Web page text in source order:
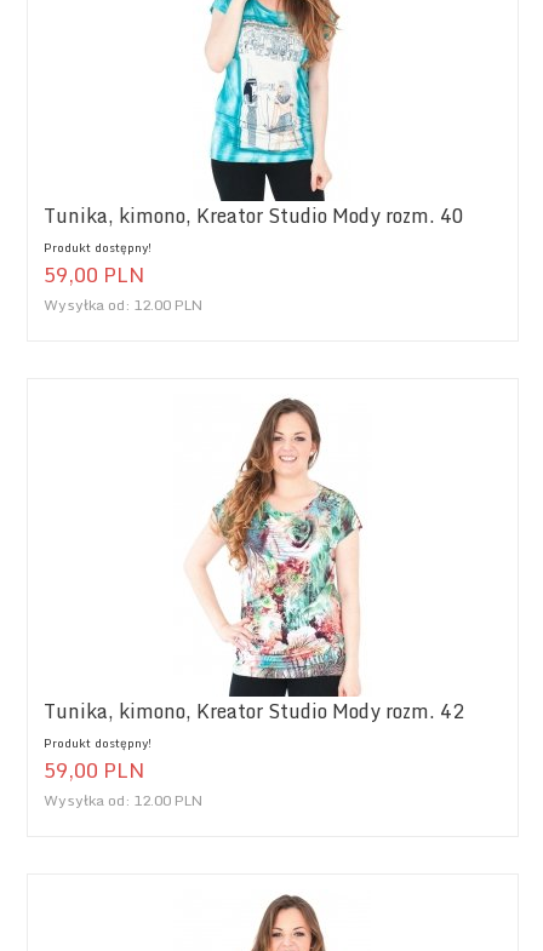
Tunika, kimono, Kreator Studio Mody rozm. 40
Produkt dostępny!
59,00 PLN
Wysyłka od: 12.00 PLN
Tunika, kimono, Kreator Studio Mody rozm. 42
Produkt dostępny!
59,00 PLN
Wysyłka od: 12.00 PLN